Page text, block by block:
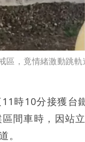
區，竟情緒激動跳
時10分接獲
間車時，因站
。